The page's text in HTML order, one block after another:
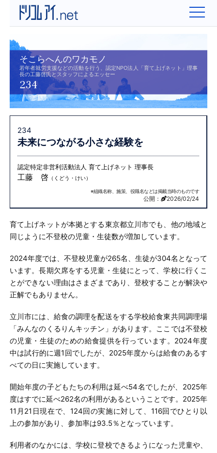
そこらへんのワカモノ
若年者就労支援などの活動を行う、認定NPO法人「育て上げネット」理事
長の工藤啓氏とスタッフによるエッセー
234
234
未来につながる小さな経験を
認定特定非営利活動法人 育て上げネット 理事長
工藤 啓 （くどう・けい）
※組織名称、施策、役職名などは掲載当時のものです
公開： 2026/02/24
育て上げネットが本拠とする東京都立川市でも、他の地域と
同じように不登校の児童・生徒数が増加しています。
2024年度では、不登校児童が265名、生徒が304名となって
います。長期欠席をする児童・生徒にとって、学校に行くこ
とができない理由はさまざまであり、登校することが解決や
正解でもありません。
立川市には、給食の調理を配送をする学校給食東共同調理場
「みんなのくるりんキッチン」があります。ここでは不登校
の児童・生徒のための給食提供を行っています。2024年度
中は試行的に週1回でしたが、2025年度からは給食のあるす
べての日に実施しています。
開始年度の子どもたちの利用は延べ54名でしたが、2025年
度はすでに延べ262名の利用があるということです。2025年
11月21日現在で、124回の実施に対して、116回でひとり以
上の参加があり、参加率は93.5％となっています。
利用者のなかには、学校に登校できるようになった児童や、